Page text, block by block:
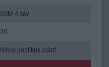
GSM 4 sáv
2G
Nincs publikus adat!